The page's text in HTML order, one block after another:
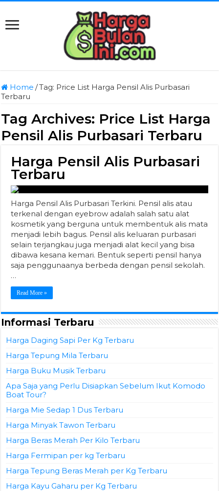
Home /Tag: Price List Harga Pensil Alis Purbasari
Terbaru
Tag Archives: Price List Harga
Pensil Alis Purbasari Terbaru
Harga Pensil Alis Purbasari
Terbaru
Harga Pensil Alis Purbasari Terkini. Pensil alis atau
terkenal dengan eyebrow adalah salah satu alat
kosmetik yang berguna untuk membentuk alis mata
menjadi lebih bagus. Pensil alis keluaran purbasari
selain terjangkau juga menjadi alat kecil yang bisa
dibawa kesana kemari. Bentuk seperti pensil hanya
saja penggunaanya berbeda dengan pensil sekolah.
…
Read More »
Informasi Terbaru
Harga Daging Sapi Per Kg Terbaru
Harga Tepung Mila Terbaru
Harga Buku Musik Terbaru
Apa Saja yang Perlu Disiapkan Sebelum Ikut Komodo
Boat Tour?
Harga Mie Sedap 1 Dus Terbaru
Harga Minyak Tawon Terbaru
Harga Beras Merah Per Kilo Terbaru
Harga Fermipan per kg Terbaru
Harga Tepung Beras Merah per Kg Terbaru
Harga Kayu Gaharu per Kg Terbaru